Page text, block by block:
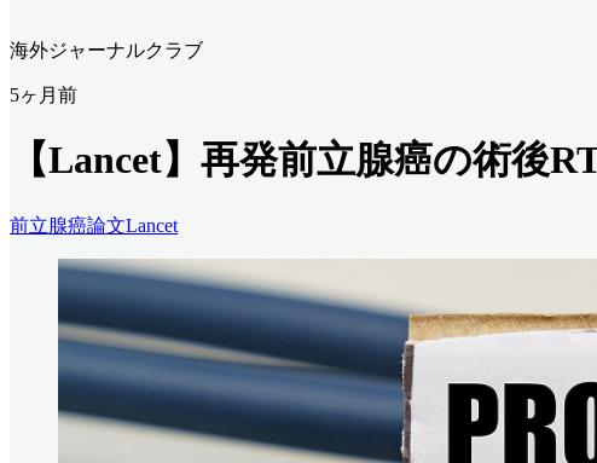
海外ジャーナルクラブ
5ヶ月前
【Lancet】再発前立腺癌の術後
前立腺癌論文Lancet